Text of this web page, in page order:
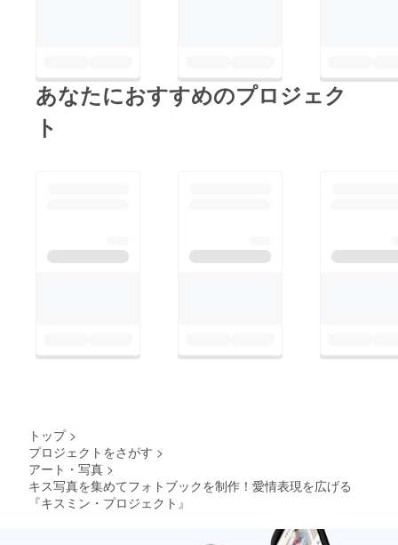
あなたにおすすめのプロジェク
ト
トップ >
プロジェクトをさがす >
アート・写真 >
キス写真を集めてフォトブックを制作！愛情表現を広げる
『キスミン・プロジェクト』